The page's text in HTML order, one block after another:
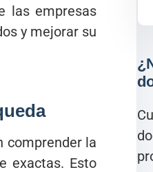
las empresas
y mejorar su
comprender la
exactas. Esto